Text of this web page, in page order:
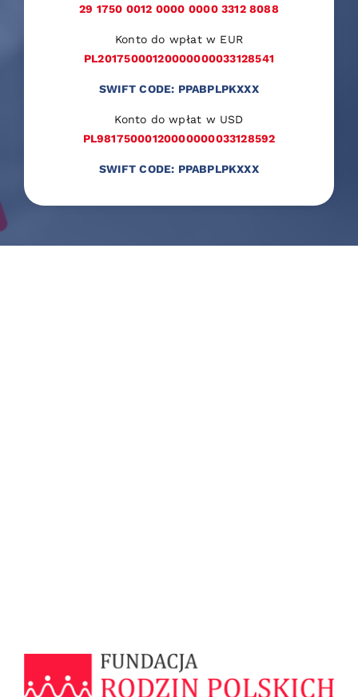
29 1750 0012 0000 0000 3312 8088
Konto do wpłat w EUR
PL20175000120000000033128541
SWIFT CODE: PPABPLPKXXX
Konto do wpłat w USD
PL98175000120000000033128592
SWIFT CODE: PPABPLPKXXX